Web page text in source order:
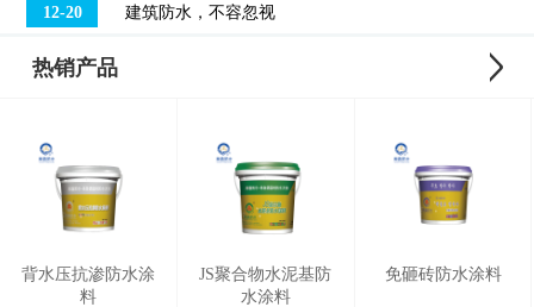
12-20 建筑防水，不容忽视
热销产品
背水压抗渗防水涂
料
JS聚合物水泥基防
水涂料
免砸砖防水涂料